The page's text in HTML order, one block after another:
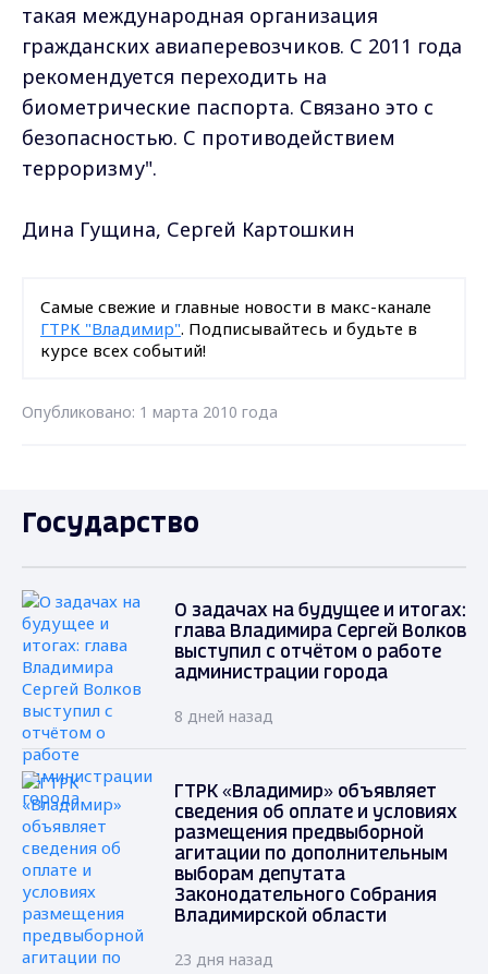
такая международная организация
гражданских авиаперевозчиков. С 2011 года
рекомендуется переходить на
биометрические паспорта. Связано это с
безопасностью. С противодействием
терроризму".
Дина Гущина, Сергей Картошкин
Самые свежие и главные новости в макс-канале
ГТРК "Владимир". Подписывайтесь и будьте в
курсе всех событий!
Опубликовано: 1 марта 2010 года
Государство
О задачах на будущее и итогах:
глава Владимира Сергей Волков
выступил с отчётом о работе
администрации города
8 дней назад
ГТРК «Владимир» объявляет
сведения об оплате и условиях
размещения предвыборной
агитации по дополнительным
выборам депутата
Законодательного Собрания
Владимирской области
23 дня назад